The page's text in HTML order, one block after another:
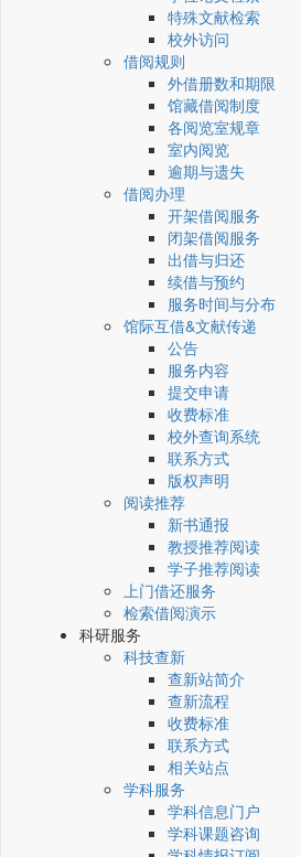
特殊文献检索
校外访问
借阅规则
外借册数和期限
馆藏借阅制度
各阅览室规章
室内阅览
逾期与遗失
借阅办理
开架借阅服务
闭架借阅服务
出借与归还
续借与预约
服务时间与分布
馆际互借&文献传递
公告
服务内容
提交申请
收费标准
校外查询系统
联系方式
版权声明
阅读推荐
新书通报
教授推荐阅读
学子推荐阅读
上门借还服务
检索借阅演示
科研服务
科技查新
查新站简介
查新流程
收费标准
联系方式
相关站点
学科服务
学科信息门户
学科课题咨询